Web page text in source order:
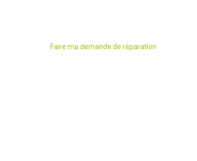
Faire ma demande de réparation